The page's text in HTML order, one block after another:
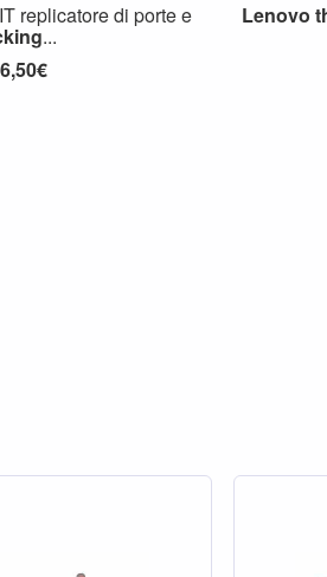
replicatore di porte e
...
Lenovo